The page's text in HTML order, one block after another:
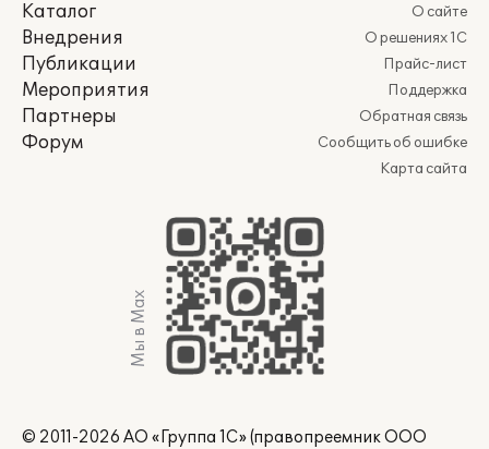
Каталог
Внедрения
Публикации
Мероприятия
Партнеры
Форум
О сайте
О решениях 1С
Прайс-лист
Поддержка
Обратная связь
Сообщить об ошибке
Карта сайта
Мы в Max
© 2011-2026 АО «Группа 1С» (правопреемник ООО